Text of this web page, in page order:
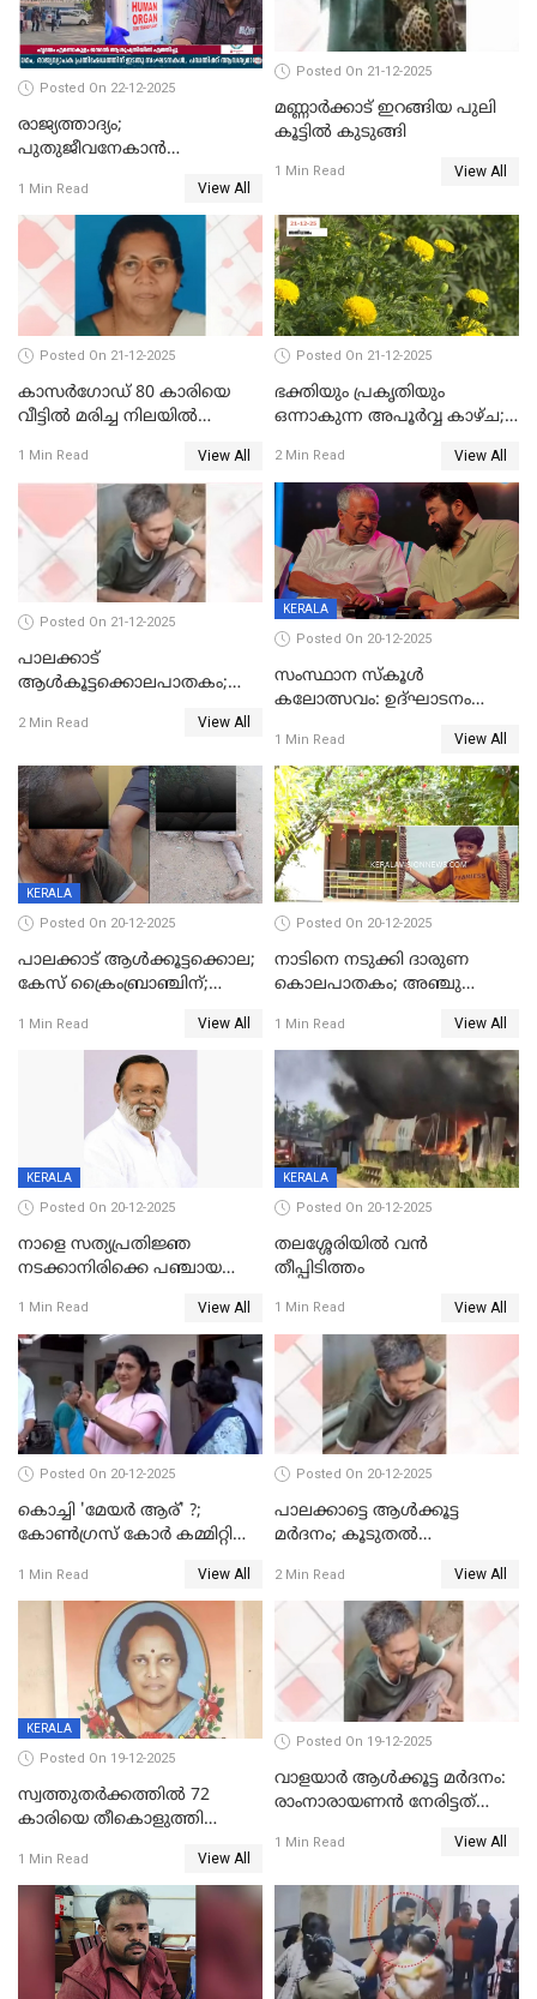
Posted On 22-12-2025
രാജ്യത്താദ്യം;
പുതുജീവനേകാൻ
എറണാകുളം സർക്കാർ
ജനറൽ
ആശുപത്രിയിലെത്തിച്ചു
1 Min Read View All
Posted On 21-12-2025
മണ്ണാർക്കാട് ഇറങ്ങിയ പുലി
കൂട്ടിൽ കുടുങ്ങി
1 Min Read View All
Posted On 21-12-2025
കാസർഗോഡ് 80 കാരിയെ
വീട്ടിൽ മരിച്ച നിലയിൽ
1 Min Read View All
Posted On 21-12-2025
ഭക്തിയും പ്രകൃതിയും
ഒന്നാകുന്ന അപൂര്‍വ്വ കാഴ്ച;
കാഴ്ചാനുഭവമൊരുക്കി
ശബരീ നന്ദനം
2 Min Read View All
Posted On 21-12-2025
പാലക്കാട്‌
ആൾകൂട്ടക്കൊലപാതകം;
ഊർജ്ജിതമാക്കിമാക്കി
2 Min Read View All
KERALA
Posted On 20-12-2025
സംസ്ഥാന സ്കൂൾ
കലോത്സവം: ഉദ്ഘാടനം
മുഖ്യാതിഥിയായി
മോഹൻലാൽ
1 Min Read View All
KERALA
Posted On 20-12-2025
പാലക്കാട് ആൾക്കൂട്ടക്കൊല;
കേസ് ക്രൈംബ്രാഞ്ചിന്;
അന്വേഷിക്കും
1 Min Read View All
Posted On 20-12-2025
നാടിനെ നടുക്കി ദാരുണ
കൊലപാതകം; അഞ്ചു
കഴുത്തുഞെരിച്ച് കൊന്നു
1 Min Read View All
KERALA
Posted On 20-12-2025
നാളെ സത്യപ്രതിജ്ഞ
നടക്കാനിരിക്കെ പഞ്ചായത്ത്
1 Min Read View All
KERALA
Posted On 20-12-2025
തലശ്ശേരിയിൽ വൻ
തീപ്പിടിത്തം
1 Min Read View All
Posted On 20-12-2025
കൊച്ചി 'മേയർ ആര്' ?;
കോണ്‍ഗ്രസ് കോര്‍ കമ്മിറ്റി
1 Min Read View All
Posted On 20-12-2025
പാലക്കാട്ടെ ആള്‍ക്കൂട്ട
മര്‍ദനം; കൂടുതല്‍
അംഗ സംഘമെന്ന് വിവരം
2 Min Read View All
KERALA
Posted On 19-12-2025
സ്വത്തുതര്‍ക്കത്തില്‍ 72
കാരിയെ തീകൊളുത്തി
ക്രൂരകൊലപാതകത്തില്‍
സഹോദരിപുത്രന് ജീവപര്യന്തം
1 Min Read View All
Posted On 19-12-2025
വാളയാർ ആൾക്കൂട്ട മർദനം:
രാംനാരായണൻ നേരിട്ടത്
നാൽപ്പതിലേറെ
റിപ്പോർട്ട്
1 Min Read View All